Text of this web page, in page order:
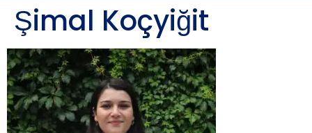
Şimal Koçyiğit